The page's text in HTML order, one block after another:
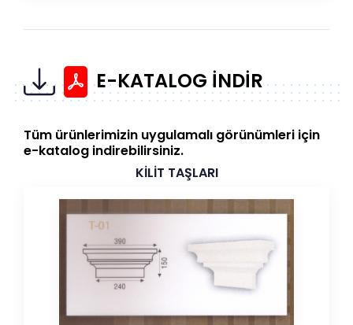
E-KATALOG İNDİR
Tüm ürünlerimizin uygulamalı görünümleri için
e-katalog indirebilirsiniz.
KİLİT TAŞLARI